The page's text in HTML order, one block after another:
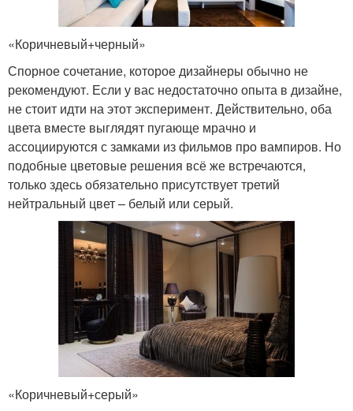
«Коричневый+черный»
Спорное сочетание, которое дизайнеры обычно не
рекомендуют. Если у вас недостаточно опыта в дизайне,
не стоит идти на этот эксперимент. Действительно, оба
цвета вместе выглядят пугающе мрачно и
ассоциируются с замками из фильмов про вампиров. Но
подобные цветовые решения всё же встречаются,
только здесь обязательно присутствует третий
нейтральный цвет – белый или серый.
«Коричневый+серый»